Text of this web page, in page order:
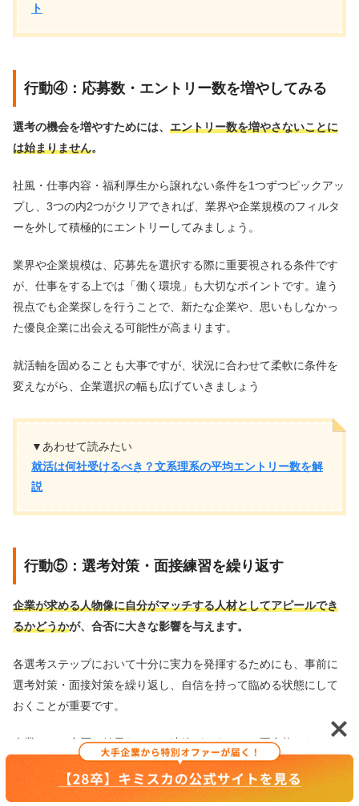
ト
行動④：応募数・エントリー数を増やしてみる
選考の機会を増やすためには、 エントリー数を増やさないことに
は始まりません。
社風・仕事内容・福利厚生から譲れない条件を1つずつピックアッ
プし、3つの内2つがクリアできれば、業界や企業規模のフィルタ
ーを外して積極的にエントリーしてみましょう。
業界や企業規模は、応募先を選択する際に重要視される条件です
が、仕事をする上では「働く環境」も大切なポイントです。違う
視点でも企業探しを行うことで、新たな企業や、思いもしなかっ
た優良企業に出会える可能性が高まります。
就活軸を固めることも大事ですが、状況に合わせて柔軟に条件を
変えながら、企業選択の幅も広げていきましょう
▼あわせて読みたい
就活は何社受けるべき？文系理系の平均エントリー数を解
説
行動⑤：選考対策・面接練習を繰り返す
企業が求める人物像に自分がマッチする人材としてアピールでき
るかどうかが、合否に大きな影響を与えます。
各選考ステップにおいて十分に実力を発揮するためにも、事前に
選考対策・面接対策を繰り返し、自信を持って臨める状態にして
おくことが重要です。
企業からは合否の結果だけしか連絡がきません。不合格になった
理由、選考対策で不十分だった部分がわからないからこそ、自身
の対策内容を定期的に見直して改善を積み重ねていくことが大切